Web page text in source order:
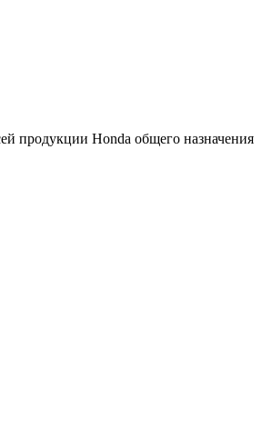
продукции Honda общего назначения